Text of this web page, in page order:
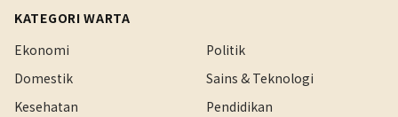
KATEGORI WARTA
Ekonomi
Politik
Domestik
Sains & Teknologi
Kesehatan
Pendidikan